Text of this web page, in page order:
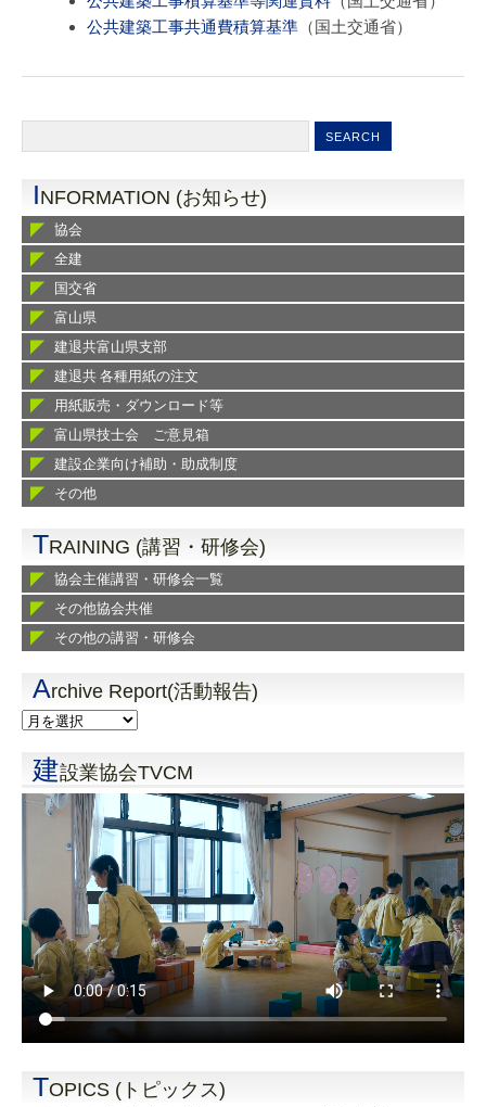
公共建築工事共通費積算基準 （国土交通省）
INFORMATION (お知らせ)
協会
全建
国交省
富山県
建退共富山県支部
建退共 各種用紙の注文
用紙販売・ダウンロード等
富山県技士会 ご意見箱
建設企業向け補助・助成制度
その他
TRAINING (講習・研修会)
協会主催講習・研修会一覧
その他協会共催
その他の講習・研修会
Archive Report(活動報告)
建設業協会TVCM
TOPICS (トピックス)